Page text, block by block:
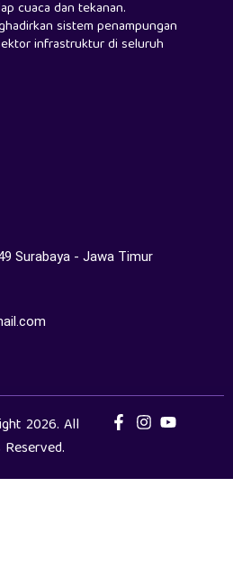
cuaca dan tekanan.
sistem penampungan
infrastruktur di seluruh
Surabaya - Jawa Timur
2026. All